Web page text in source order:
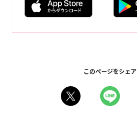
このページをシェア